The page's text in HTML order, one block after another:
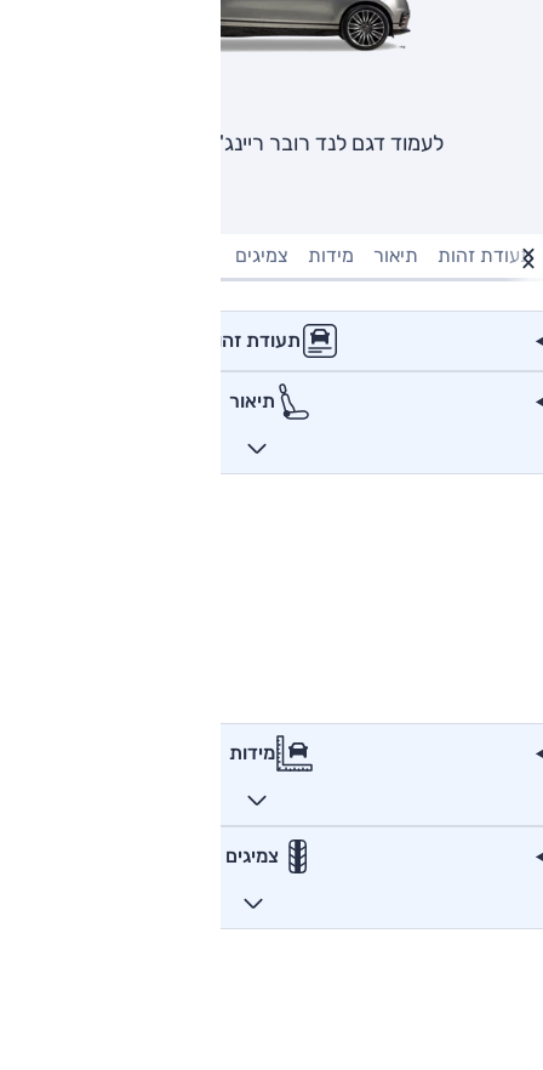
לעמוד דגם לנד רובר ריינג' רובר ולאר
תעודת זהות תיאור מידות צמיגים
תעודת זהות
תיאור
מידות
צמיגים